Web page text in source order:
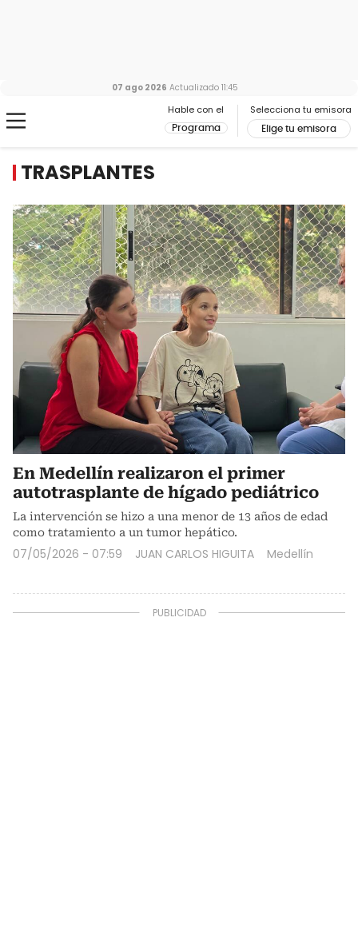
Hable con el
Programa
Selecciona tu emisora
Elige tu emisora
07 ago 2026 Actualizado 11:45
TRASPLANTES
En Medellín realizaron el primer
autotrasplante de hígado pediátrico
La intervención se hizo a una menor de 13 años de edad
como tratamiento a un tumor hepático.
07/05/2026 - 07:59 JUAN CARLOS HIGUITA Medellín